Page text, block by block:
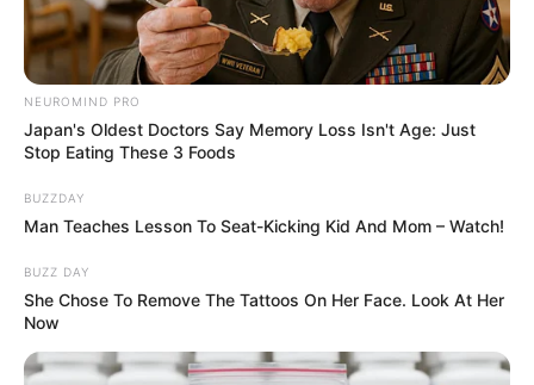
NEUROMIND PRO
Japan's Oldest Doctors Say Memory Loss Isn't Age: Just
Stop Eating These 3 Foods
BUZZDAY
Man Teaches Lesson To Seat-Kicking Kid And Mom – Watch!
BUZZ DAY
She Chose To Remove The Tattoos On Her Face. Look At Her
Now